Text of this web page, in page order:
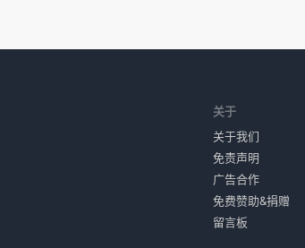
关于
关于我们
免责声明
广告合作
免费赞助&捐赠
留言板